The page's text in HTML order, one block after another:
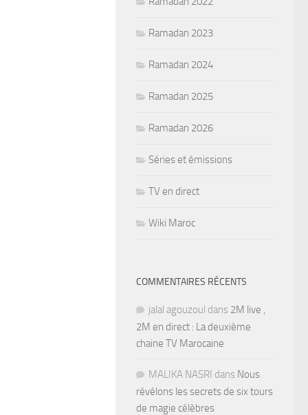
Ramadan 2023
Ramadan 2024
Ramadan 2025
Ramadan 2026
Séries et émissions
TV en direct
Wiki Maroc
COMMENTAIRES RÉCENTS
jalal agouzoul dans 2M live ,
2M en direct : La deuxième
chaine TV Marocaine
MALIKA NASRI dans Nous
révélons les secrets de six tours
de magie célèbres